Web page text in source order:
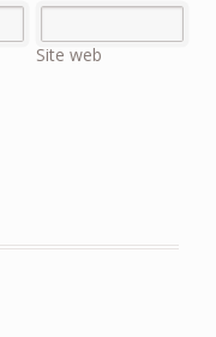
Site web